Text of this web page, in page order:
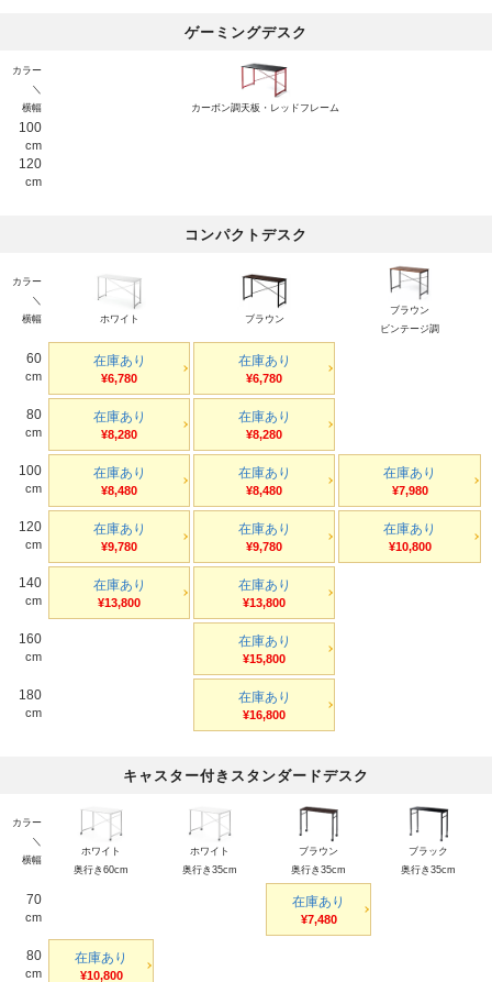
ゲーミングデスク
カラー
＼
横幅
カーボン調天板・レッドフレーム
100
cm
120
cm
コンパクトデスク
カラー
＼
横幅
ホワイト ブラウン
ブラウン
ビンテージ調
60
cm
在庫あり
¥6,780
在庫あり
¥6,780
80
cm
在庫あり
¥8,280
在庫あり
¥8,280
100
cm
在庫あり
¥8,480
在庫あり
¥8,480
在庫あり
¥7,980
120
cm
在庫あり
¥9,780
在庫あり
¥9,780
在庫あり
¥10,800
140
cm
在庫あり
¥13,800
在庫あり
¥13,800
160
cm
在庫あり
¥15,800
180
cm
在庫あり
¥16,800
キャスター付きスタンダードデスク
カラー
＼
横幅
ホワイト
奥行き60cm
ホワイト
奥行き35cm
ブラウン
奥行き35cm
ブラック
奥行き35cm
70
cm
在庫あり
¥7,480
80
cm
在庫あり
¥10,800